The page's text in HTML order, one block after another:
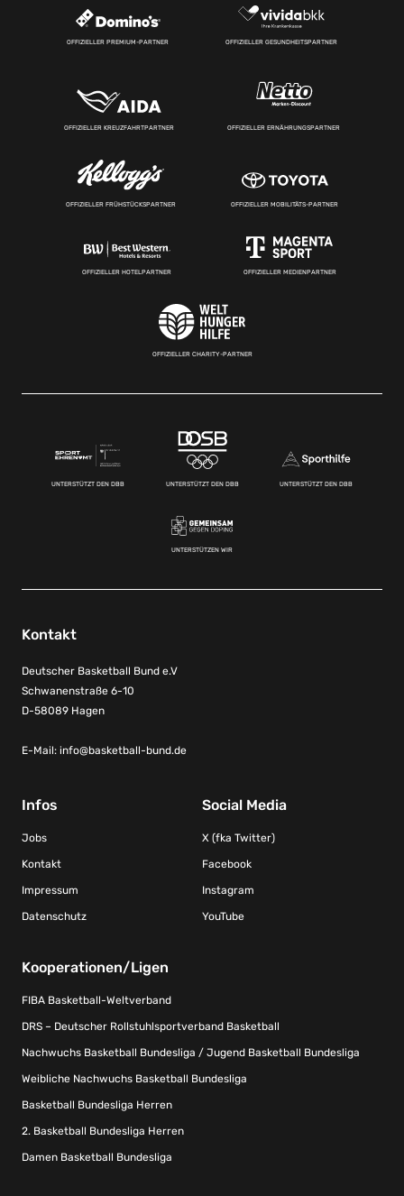
OFFIZIELLER PREMIUM-PARTNER OFFIZIELLER GESUNDHEITSPARTNER
OFFIZIELLER KREUZFAHRTPARTNER OFFIZIELLER ERNÄHRUNGSPARTNER
OFFIZIELLER FRÜHSTÜCKSPARTNER OFFIZIELLER MOBILITÄTS-PARTNER
OFFIZIELLER HOTELPARTNER OFFIZIELLER MEDIENPARTNER
OFFIZIELLER CHARITY-PARTNER
UNTERSTÜTZT DEN DBB UNTERSTÜTZT DEN DBB UNTERSTÜTZT DEN DBB
UNTERSTÜTZEN WIR
Kontakt
Deutscher Basketball Bund e.V
Schwanenstraße 6-10
D-58089 Hagen
E-Mail: info@basketball-bund.de
Infos
Jobs
Kontakt
Impressum
Datenschutz
Social Media
X (fka Twitter)
Facebook
Instagram
YouTube
Kooperationen/Ligen
FIBA Basketball-Weltverband
DRS – Deutscher Rollstuhlsportverband Basketball
Nachwuchs Basketball Bundesliga / Jugend Basketball Bundesliga
Weibliche Nachwuchs Basketball Bundesliga
Basketball Bundesliga Herren
2. Basketball Bundesliga Herren
Damen Basketball Bundesliga